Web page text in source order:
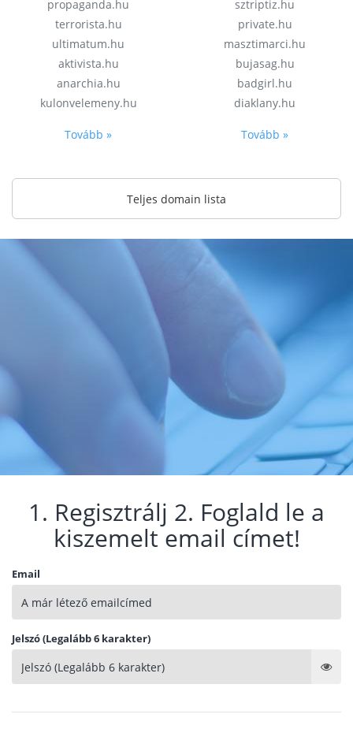
propaganda.hu
terrorista.hu
ultimatum.hu
aktivista.hu
anarchia.hu
kulonvelemeny.hu
Tovább »
sztriptiz.hu
private.hu
masztimarci.hu
bujasag.hu
badgirl.hu
diaklany.hu
Tovább »
Teljes domain lista
1. Regisztrálj 2. Foglald le a
kiszemelt email címet!
Email
Jelszó (Legalább 6 karakter)